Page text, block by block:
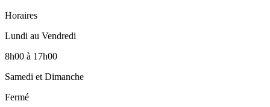
Horaires
Lundi au Vendredi
8h00 à 17h00
Samedi et Dimanche
Fermé